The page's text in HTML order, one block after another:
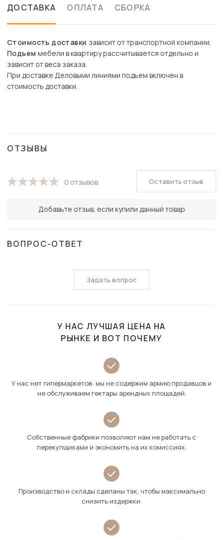
ДОСТАВКА ОПЛАТА СБОРКА
Стоимость доставки зависит от транспортной компании.
Подъем мебели в квартиру рассчитывается отдельно и
зависит от веса заказа.
При доставке Деловыми линиями подъем включен в
стоимость доставки.
ОТЗЫВЫ
0 отзывов
Добавьте отзыв, если купили данный товар
Оставить отзыв
ВОПРОС-ОТВЕТ
Задать вопрос
У НАС ЛУЧШАЯ ЦЕНА НА
РЫНКЕ И ВОТ ПОЧЕМУ
У нас нет гипермаркетов: мы не содержим армию продавцов и
не обслуживаем гектары арендных площадей.
Собственные фабрики позволяют нам не работать с
перекупщиками и экономить на их комиссиях.
Производство и склады сделаны так, чтобы максимально
снизить издержки.